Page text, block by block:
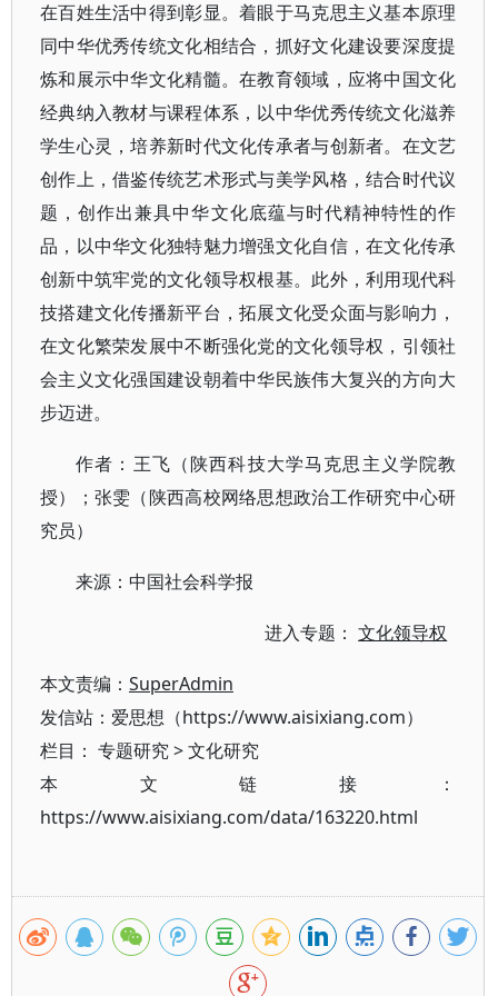
在百姓生活中得到彰显。着眼于马克思主义基本原理
同中华优秀传统文化相结合，抓好文化建设要深度提
炼和展示中华文化精髓。在教育领域，应将中国文化
经典纳入教材与课程体系，以中华优秀传统文化滋养
学生心灵，培养新时代文化传承者与创新者。在文艺
创作上，借鉴传统艺术形式与美学风格，结合时代议
题，创作出兼具中华文化底蕴与时代精神特性的作
品，以中华文化独特魅力增强文化自信，在文化传承
创新中筑牢党的文化领导权根基。此外，利用现代科
技搭建文化传播新平台，拓展文化受众面与影响力，
在文化繁荣发展中不断强化党的文化领导权，引领社
会主义文化强国建设朝着中华民族伟大复兴的方向大
步迈进。
作者：王飞（陕西科技大学马克思主义学院教
授）；张雯（陕西高校网络思想政治工作研究中心研
究员）
来源：中国社会科学报
进入专题：文化领导权
本文责编： SuperAdmin
发信站：爱思想（https://www.aisixiang.com）
栏目： 专题研究>文化研究
本文链接：
https://www.aisixiang.com/data/163220.html